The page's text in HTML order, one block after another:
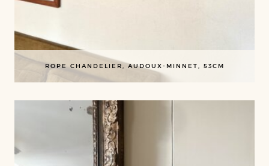
ROPE CHANDELIER, AUDOUX-MINNET, 53CM